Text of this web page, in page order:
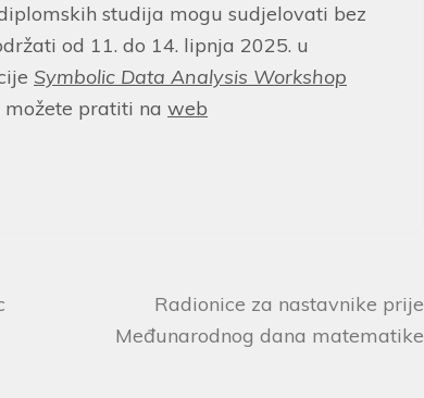
studija mogu sudjelovati bez
od 11. do 14. lipnja 2025. u
Symbolic Data Analysis Workshop
pratiti na web
Radionice za nastavnike prije
Međunarodnog dana matematike